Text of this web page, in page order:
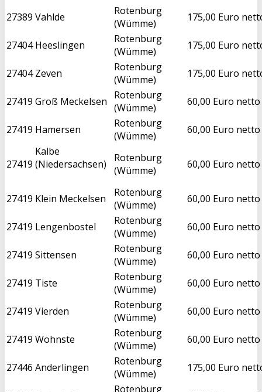
27389 Vahlde
Rotenburg
(Wümme)
175,00 Euro
27404 Heeslingen
Rotenburg
(Wümme)
175,00 Euro
27404 Zeven
Rotenburg
(Wümme)
175,00 Euro
27419 Groß Meckelsen
Rotenburg
(Wümme)
60,00 Euro netto
27419 Hamersen
Rotenburg
(Wümme)
60,00 Euro netto
27419
Kalbe
(Niedersachsen)
Rotenburg
(Wümme)
60,00 Euro netto
27419 Klein Meckelsen
Rotenburg
(Wümme)
60,00 Euro netto
27419 Lengenbostel
Rotenburg
(Wümme)
60,00 Euro netto
27419 Sittensen
Rotenburg
(Wümme)
60,00 Euro netto
27419 Tiste
Rotenburg
(Wümme)
60,00 Euro netto
27419 Vierden
Rotenburg
(Wümme)
60,00 Euro netto
27419 Wohnste
Rotenburg
(Wümme)
60,00 Euro netto
27446 Anderlingen
Rotenburg
(Wümme)
175,00 Euro
Rotenburg